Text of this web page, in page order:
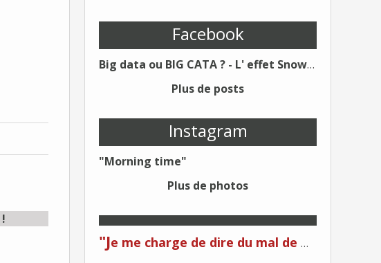
Facebook
Big data ou BIG CATA ? - L' effet Snowden - Editions Kawa - Un Éditeur différent !
Plus de posts
Instagram
"Morning time"
Plus de photos
"Je me charge de dire du mal de moi... Quand on me critique... C'est du plagiat ! "